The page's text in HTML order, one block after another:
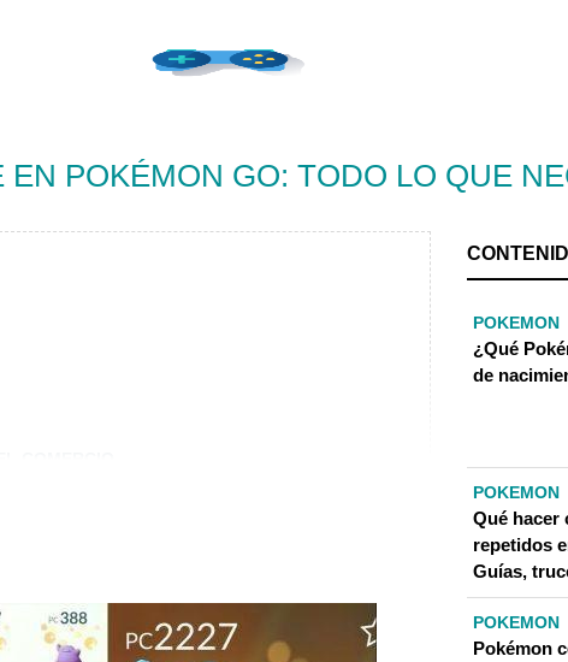
POKÉMON GO: TODO LO QUE
POKEMON
¿Qué
de
POKEMON
Qué hacer
repetidos
Guías,
POKEMON
Pokémon